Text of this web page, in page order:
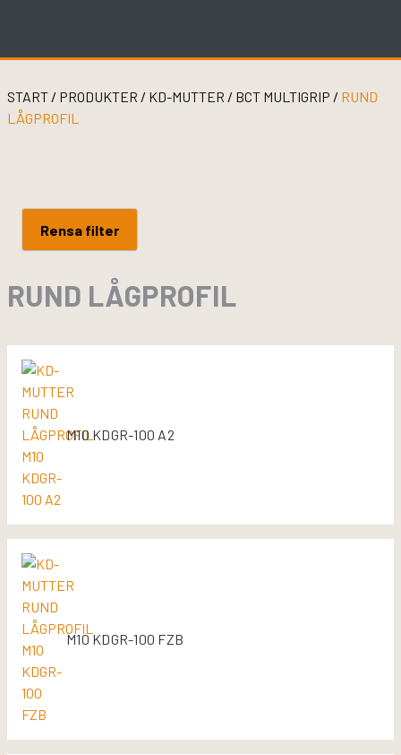
START / PRODUKTER / KD-MUTTER / BCT MULTIGRIP / RUND
LÅGPROFIL
Rensa filter
RUND LÅGPROFIL
M10 KDGR-100 A2
M10 KDGR-100 FZB